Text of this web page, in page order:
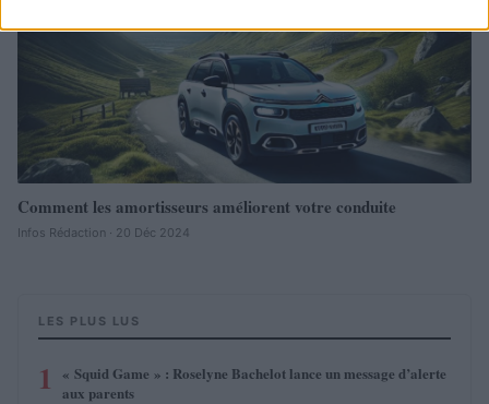
Comment les amortisseurs améliorent votre conduite
Infos Rédaction · 20 Déc 2024
LES PLUS LUS
1
« Squid Game » : Roselyne Bachelot lance un message d’alerte
aux parents